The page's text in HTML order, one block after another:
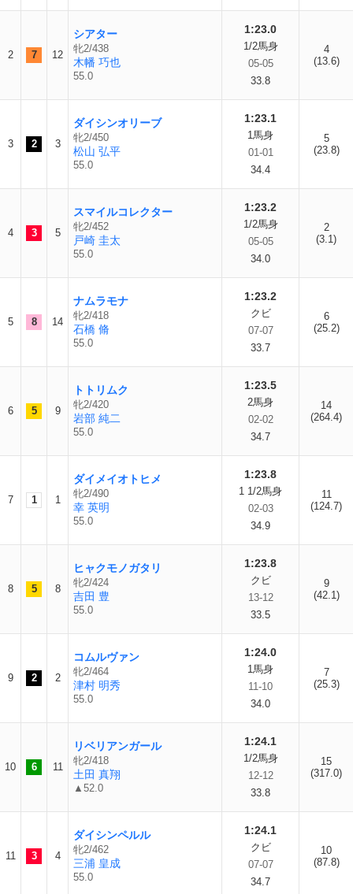
2 7 12
シアター
牝2/438
木幡 巧也
55.0
1:23.0
1/2馬身
05-05
33.8
4
(13.6)
3 2 3
ダイシンオリーブ
牝2/450
松山 弘平
55.0
1:23.1
1馬身
01-01
34.4
5
(23.8)
4 3 5
スマイルコレクター
牝2/452
戸崎 圭太
55.0
1:23.2
1/2馬身
05-05
34.0
2
(3.1)
5 8 14
ナムラモナ
牝2/418
石橋 脩
55.0
1:23.2
クビ
07-07
33.7
6
(25.2)
6 5 9
トトリムク
牝2/420
岩部 純二
55.0
1:23.5
2馬身
02-02
34.7
14
(264.4)
7 1 1
ダイメイオトヒメ
牝2/490
幸 英明
55.0
1:23.8
1 1/2馬身
02-03
34.9
11
(124.7)
8 5 8
ヒャクモノガタリ
牝2/424
吉田 豊
55.0
1:23.8
クビ
13-12
33.5
9
(42.1)
9 2 2
コムルヴァン
牝2/464
津村 明秀
55.0
1:24.0
1馬身
11-10
34.0
7
(25.3)
10 6 11
リベリアンガール
牝2/418
土田 真翔
▲52.0
1:24.1
1/2馬身
12-12
33.8
15
(317.0)
11 3 4
ダイシンペルル
牝2/462
三浦 皇成
55.0
1:24.1
クビ
07-07
34.7
10
(87.8)